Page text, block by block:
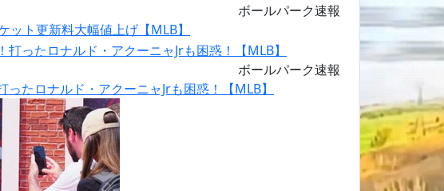
ボールパーク速報
ット更新料大幅値上げ【MLB】
ボールパーク速報
たロナルド・アクーニャJrも困惑！【MLB】